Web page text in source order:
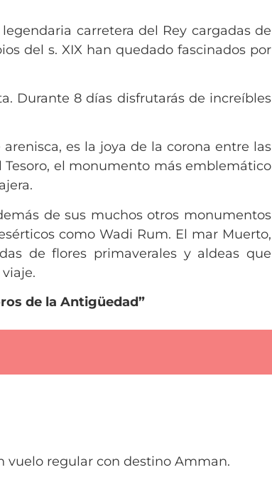
carretera del Rey cargadas de
del s. XIX han quedado fascinados por
Durante 8 días disfrutarás de increíbles
es la joya de la corona entre las
Tesoro, el monumento más emblemático
de sus muchos otros monumentos
como Wadi Rum. El mar Muerto,
de flores primaverales y aldeas que
de la Antigüedad”
vuelo regular con destino Amman.